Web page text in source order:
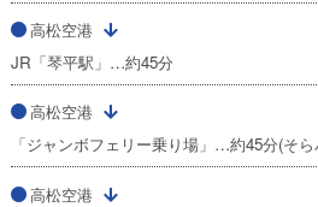
高松空港
JR「琴平駅」…約45分
高松空港
「ジャンボフェリー乗り場」…約45分(そ
高松空港